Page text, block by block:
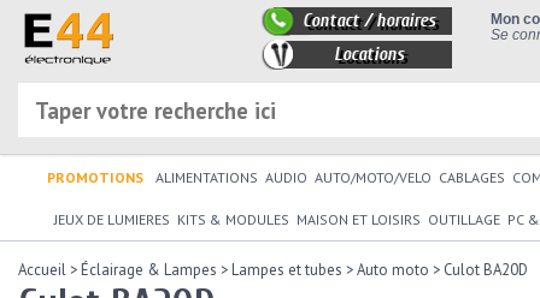
Mon
Se
Contact / horaires
Locations
PROMOTIONS ALIMENTATIONS AUDIO AUTO/MOTO/VELO CABLAGES
JEUX DE LUMIERES KITS & MODULES MAISON ET LOISIRS OUTILLAGE PC
Accueil >Éclairage & Lampes >Lampes et tubes >Auto moto > Culot BA20D